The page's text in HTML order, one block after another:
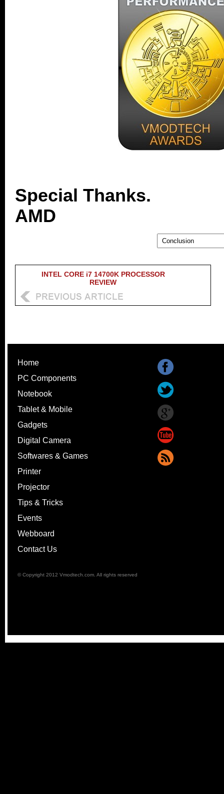
Special Thanks.
AMD
INTEL CORE i7 14700K PROCESSOR
REVIEW
Home
PC Components
Notebook
Tablet & Mobile
Gadgets
Digital Camera
Softwares & Games
Printer
Projector
Tips & Tricks
Events
Webboard
Contact Us
© Copyright 2012 Vmodtech.com. All rights reserved